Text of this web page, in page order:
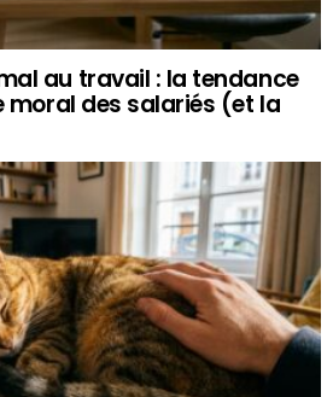
au travail : la tendance
moral des salariés (et la